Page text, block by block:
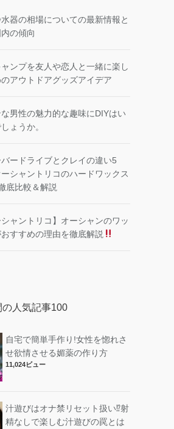
器の相場についての最新情報と
の傾向
ンプを友人や恋人と一緒に楽し
アウトドアグッズアイデア
男性の魅力的な趣味にDIYはい
ょうか。
バードライブとクレイの違い5
シャントリコのハードワックス
底比較＆解説
シャントリコ】オーシャンのワッ
すすめの理由を徹底解説
人気記事100
自宅で簡単手作り!女性を惚れさ
せ欲情させる媚薬の作り方
11,024ビュー
汁遊びはオナ禁リセット扱い⁉︎射
精なしで楽しむ汁遊びの罠とは